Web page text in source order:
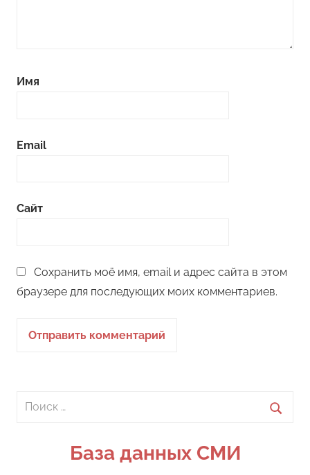
Имя
Email
Сайт
Сохранить моё имя, email и адрес сайта в этом
браузере для последующих моих комментариев.
Поиск
База данных СМИ